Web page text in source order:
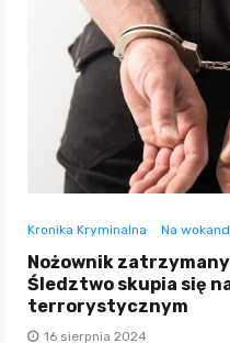
Kronika Kryminalna Na
Nożownik
Śledztwo skupia się
terrorystycznym
16 sierpnia 2024